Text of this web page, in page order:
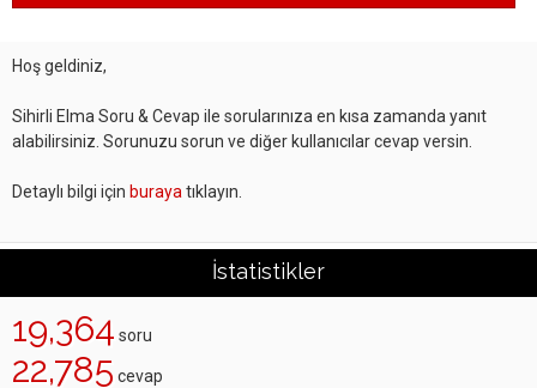
Hoş geldiniz,
Sihirli Elma Soru & Cevap ile sorularınıza en kısa zamanda yanıt
alabilirsiniz. Sorunuzu sorun ve diğer kullanıcılar cevap versin.
Detaylı bilgi için buraya tıklayın.
İstatistikler
19,364 soru
22,785 cevap